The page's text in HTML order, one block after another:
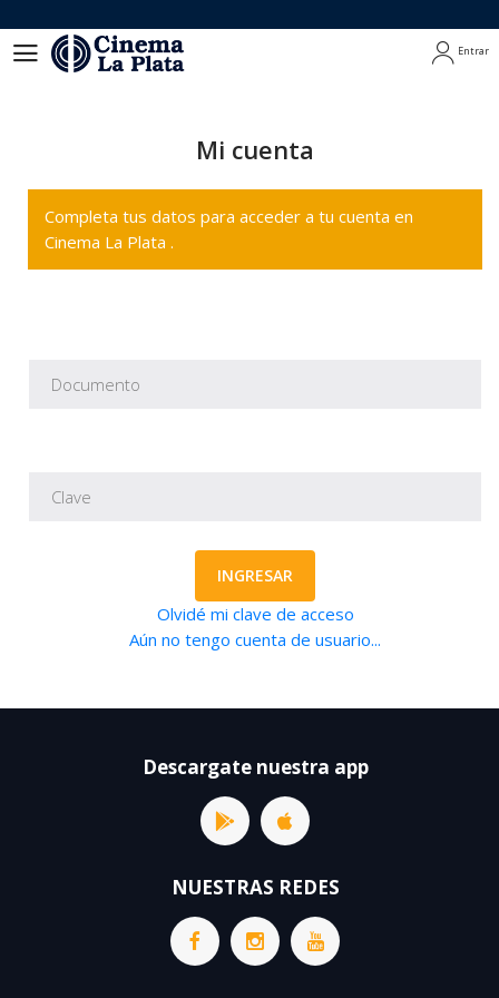
Entrar
Mi cuenta
Completa tus datos para acceder a tu cuenta en
Cinema La Plata .
INGRESAR
Olvidé mi clave de acceso
Aún no tengo cuenta de usuario...
Descargate nuestra app
NUESTRAS REDES